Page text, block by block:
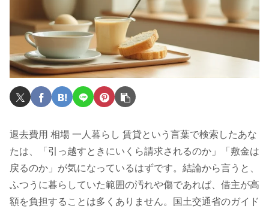
退去費用 相場 一人暮らし 賃貸という言葉で検索したあな
たは、「引っ越すときにいくら請求されるのか」「敷金は
戻るのか」が気になっているはずです。結論から言うと、
ふつうに暮らしていた範囲の汚れや傷であれば、借主が高
額を負担することは多くありません。国土交通省のガイド